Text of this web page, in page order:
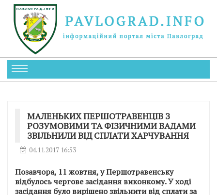
МАЛЕНЬКИХ ПЕРШОТРАВЕНЦІВ З
РОЗУМОВИМИ ТА ФІЗИЧНИМИ ВАДАМИ
ЗВІЛЬНИЛИ ВІД СПЛАТИ ХАРЧУВАННЯ
04.11.2017 16:53
Позавчора, 11 жовтня, у Першотравенську
відбулось чергове засідання виконкому. У ході
засідання було вирішено звільнити від сплати за